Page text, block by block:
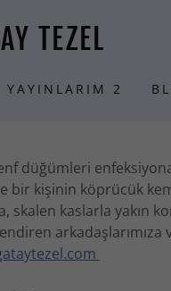
TEZEL
YAYINLARIM 2
düğümleri
bir kişinin köprücük
skalen kaslarla yakın
arkadaşlarımıza